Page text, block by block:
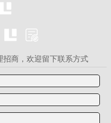
招商，欢迎留下联系方式